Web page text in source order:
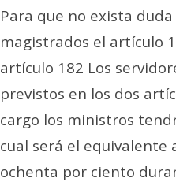
Para que no exista
magistrados el artículo
artículo 182 Los
previstos en los dos
cargo los ministros
cual será el equivalente
ochenta por ciento